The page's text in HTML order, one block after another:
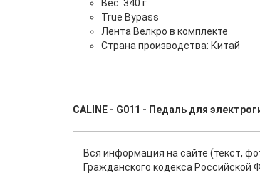
Вес: 340 г
True Bypass
Лента Велкро в комплекте
Страна производства: Китай
CALINE - G011 - Педаль для
Вся информация на сайте (текст,
Гражданского кодекса Российской